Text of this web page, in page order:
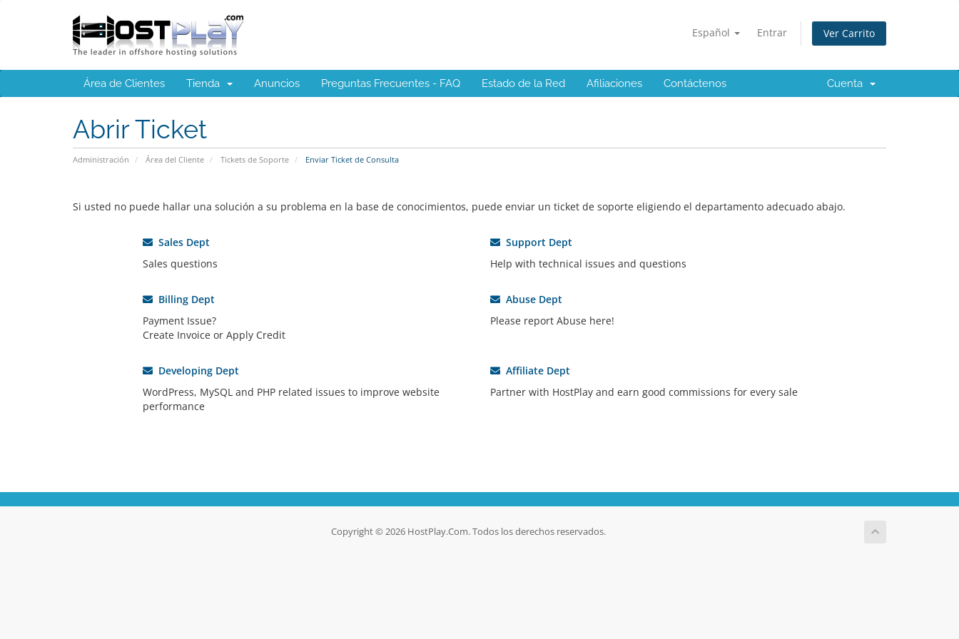
Español Entrar Ver Carrito
Área de Clientes Tienda Anuncios Preguntas Frecuentes - FAQ Estado de la Red Afiliaciones Contáctenos Cuenta
Abrir Ticket
Administración Área del Cliente Tickets de Soporte Enviar Ticket de Consulta
Si usted no puede hallar una solución a su problema en la base de conocimientos, puede enviar un ticket de soporte eligiendo el departamento adecuado abajo.
Sales Dept
Sales questions
Support Dept
Help with technical issues and questions
Billing Dept
Payment Issue?
Create Invoice or Apply Credit
Abuse Dept
Please report Abuse here!
Developing Dept
WordPress, MySQL and PHP related issues to improve website
performance
Affiliate Dept
Partner with HostPlay and earn good commissions for every sale
Copyright © 2026 HostPlay.Com. Todos los derechos reservados.